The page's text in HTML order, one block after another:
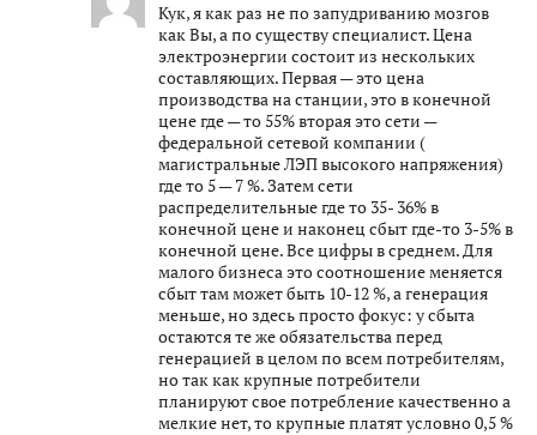
Кук, я как раз не по запудриванию мозгов
как Вы, а по существу специалист. Цена
электроэнергии состоит из нескольких
составляющих. Первая — это цена
производства на станции, это в конечной
цене где — то 55% вторая это сети —
федеральной сетевой компании (
магистральные ЛЭП высокого напряжения)
где то 5 — 7 %. Затем сети
распределительные где то 35- 36% в
конечной цене и наконец сбыт где-то 3-5% в
конечной цене. Все цифры в среднем. Для
малого бизнеса это соотношение меняется
сбыт там может быть 10-12 %, а генерация
меньше, но здесь просто фокус: у сбыта
остаются те же обязательства перед
генерацией в целом по всем потребителям,
но так как крупные потребители
планируют свое потребление качественно а
мелкие нет, то крупные платят условно 0,5 %